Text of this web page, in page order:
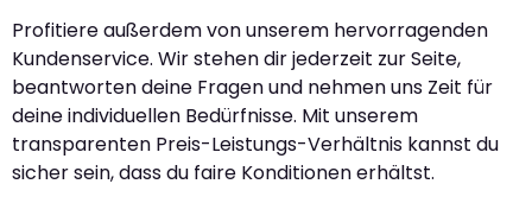
Profitiere außerdem von unserem hervorragenden
Kundenservice. Wir stehen dir jederzeit zur Seite,
beantworten deine Fragen und nehmen uns Zeit für
deine individuellen Bedürfnisse. Mit unserem
transparenten Preis-Leistungs-Verhältnis kannst du
sicher sein, dass du faire Konditionen erhältst.